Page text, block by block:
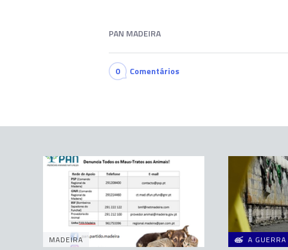
PAN MADEIRA
0 Comentários
MADEIRA A GUERRA